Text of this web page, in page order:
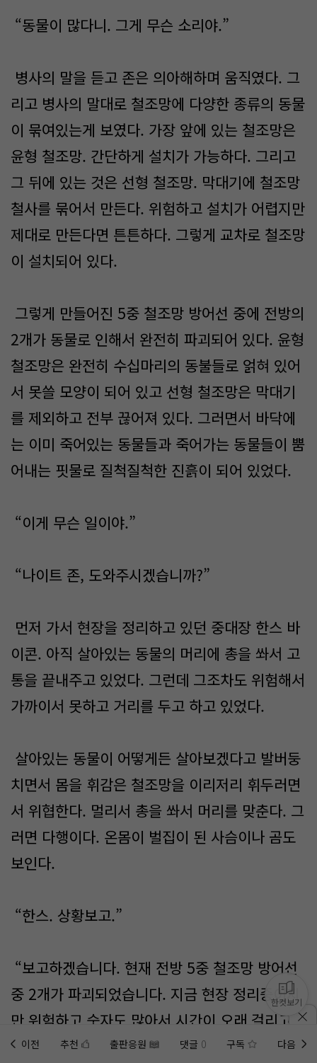
“동물이 많다니. 그게 무슨 소리야.”
병사의 말을 듣고 존은 의아해하며 움직였다. 그
리고 병사의 말대로 철조망에 다양한 종류의 동물
이 묶여있는게 보였다. 가장 앞에 있는 철조망은
윤형 철조망. 간단하게 설치가 가능하다. 그리고
그 뒤에 있는 것은 선형 철조망. 막대기에 철조망
철사를 묶어서 만든다. 위험하고 설치가 어렵지만
제대로 만든다면 튼튼하다. 그렇게 교차로 철조망
이 설치되어 있다.
그렇게 만들어진 5중 철조망 방어선 중에 전방의
2개가 동물로 인해서 완전히 파괴되어 있다. 윤형
철조망은 완전히 수십마리의 동불들로 얽혀 있어
서 못쓸 모양이 되어 있고 선형 철조망은 막대기
를 제외하고 전부 끊어져 있다. 그러면서 바닥에
는 이미 죽어있는 동물들과 죽어가는 동물들이 뿜
어내는 핏물로 질척질척한 진흙이 되어 있었다.
“이게 무슨 일이야.”
“나이트 존, 도와주시겠습니까?”
먼저 가서 현장을 정리하고 있던 중대장 한스 바
이콘. 아직 살아있는 동물의 머리에 총을 쏴서 고
통을 끝내주고 있었다. 그런데 그조차도 위험해서
가까이서 못하고 거리를 두고 하고 있었다.
살아있는 동물이 어떻게든 살아보겠다고 발버둥
치면서 몸을 휘감은 철조망을 이리저리 휘두러면
서 위협한다. 멀리서 총을 쏴서 머리를 맞춘다. 그
러면 다행이다. 온몸이 벌집이 된 사슴이나 곰도
보인다.
“한스. 상황보고.”
“보고하겠습니다. 현재 전방 5중 철조망 방어선
중 2개가 파괴되었습니다. 지금 현장 정리중이지
만 위험하고 숫자도 많아서 시간이 오래 걸리고
있습니다.”
이전 추천 출판응원 댓글 0 구독 다음
한컷보기
홈에미노벨 웹추가하기 미노벨 앱설치하기